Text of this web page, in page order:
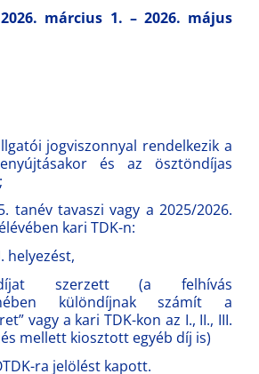
2026. március 1. – 2026. május
jogviszonnyal rendelkezik a
és az ösztöndíjas
tanév tavaszi vagy a 2025/2026.
kari TDK-n:
helyezést,
szerzett (a felhívás
különdíjnak számít a
vagy a kari TDK-kon az I., II., III.
mellett kiosztott egyéb díj is)
ra jelölést kapott.